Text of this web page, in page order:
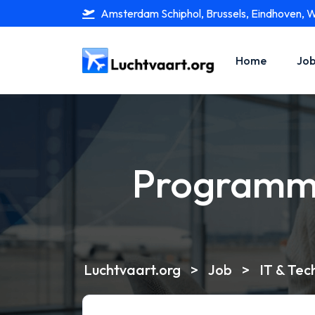
Amsterdam Schiphol, Brussels, Eindhoven,
Home
Luchtvaart.org > Job > IT &